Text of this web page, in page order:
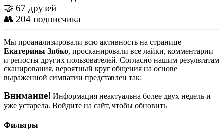
🤝 67 друзей
👥 204 подписчика
Мы проанализировали всю активность на странице
Екатерины Зябко, просканировали все лайки, комментарии
и репосты других пользователей. Согласно нашим результатам
сканирования, вероятный круг общения на основе
выраженной симпатии представлен так:
Внимание! Информация неактуальна более двух недель и
уже устарела. Войдите на сайт, чтобы обновить
Фильтры